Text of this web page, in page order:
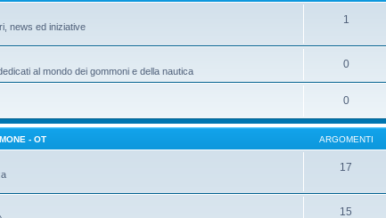
news ed iniziative
1
al mondo dei gommoni e della nautica
0
0
- OT ARGOMENTI
17
15